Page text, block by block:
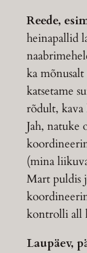
Reede,
heinapallid
ka mõnusalt
katsetame
rõdult,
Jah, natuke
(mina
Mart puldis
kontrolli all
Laupäev,